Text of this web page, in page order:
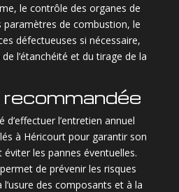
le contrôle des organes de
paramètres de combustion, le
défectueuses si nécessaire,
l’étanchéité et du tirage de la
l’entretien annuel
à Héricourt pour garantir son
les pannes éventuelles.
de prévenir les risques
l’usure des composants et à la